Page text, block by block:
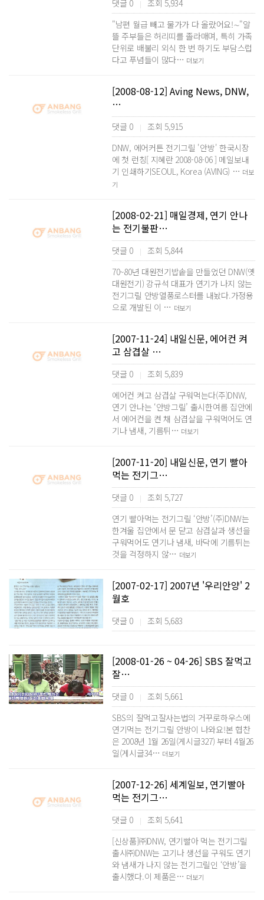
댓글 0 |
조회 5,934
"남편 월급 빼고 물가가 다 올랐어요!∼"알
뜰 주부들은 허리띠를 졸라매며, 특히 가족
단위로 배불리 외식 한 번 하기도 부담스럽
다고 푸념들이 많다… 더보기
[2008-08-12] Aving News, DNW,
…
댓글 0 |
조회 5,915
DNW, 에어커튼 전기그릴 '안방' 한국시장
에 첫 런칭[ 지혜란 2008-08-06 ] 메일보내
기 인쇄하기SEOUL, Korea (AVING) … 더보
기
[2008-02-21] 매일경제, 연기 안나
는 전기불판…
댓글 0 |
조회 5,844
70~80년 대원전기밥솥을 만들었던 DNW(옛
대원전기) 강규석 대표가 연기가 나지 않는
전기그릴 안방열풍로스터를 내놨다.가정용
으로 개발된 이 … 더보기
[2007-11-24] 내일신문, 에어컨 켜
고 삼겹살 …
댓글 0 |
조회 5,839
에어컨 켜고 삼겹살 구워먹는다(주)DNW,
연기 안나는 ‘안방그릴’ 출시한여름 집안에
서 에어컨을 켠 채 삼겹살을 구워먹어도 연
기나 냄새, 기름튀… 더보기
[2007-11-20] 내일신문, 연기 빨아
먹는 전기그…
댓글 0 |
조회 5,727
연기 빨아먹는 전기그릴 ‘안방’(주)DNW는
한겨울 집안에서 문 닫고 삼겹살과 생선을
구워먹어도 연기나 냄새, 바닥에 기름튀는
것을 걱정하지 않… 더보기
[2007-02-17] 2007년 '우리안양' 2
월호
댓글 0 | 조회 5,683
[2008-01-26 ~ 04-26] SBS 잘먹고
잘…
댓글 0 |
조회 5,661
SBS의 잘먹고잘사는법의 거꾸로하우스에
연기먹는 전기그릴 안방이 나와요!본 협찬
은 2008년 1월 26일(게시글327) 부터 4월26
일(게시글34… 더보기
[2007-12-26] 세계일보, 연기빨아
먹는 전기그…
댓글 0 |
조회 5,641
[신상품]㈜DNW, 연기빨아 먹는 전기그릴
출시㈜DNW는 고기나 생선을 구워도 연기
와 냄새가 나지 않는 전기그릴인 ‘안방’을
출시했다.이 제품은… 더보기